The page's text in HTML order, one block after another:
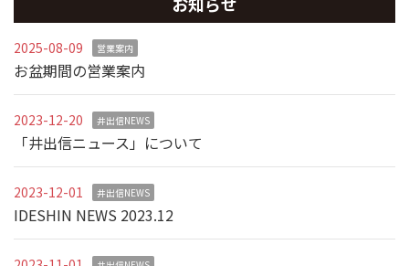
2025-08-09 営業案内
お盆期間の営業案内
2023-12-20 井出信NEWS
「井出信ニュース」について
2023-12-01 井出信NEWS
IDESHIN NEWS 2023.12